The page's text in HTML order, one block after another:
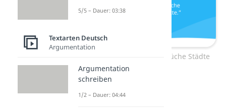
Lustige Tschüss-Sprüche Städte
Bis Spätersburg
5/5 – Dauer: 03:38
Textarten Deutsch
Argumentation
Argumentation
schreiben
1/2 – Dauer: 04:44